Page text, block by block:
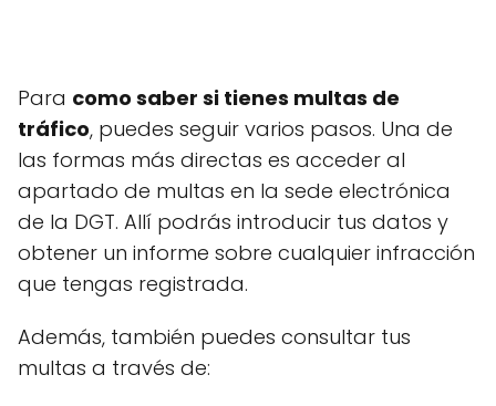
Para como saber si tienes multas de
tráfico, puedes seguir varios pasos. Una de
las formas más directas es acceder al
apartado de multas en la sede electrónica
de la DGT. Allí podrás introducir tus datos y
obtener un informe sobre cualquier infracción
que tengas registrada.
Además, también puedes consultar tus
multas a través de: